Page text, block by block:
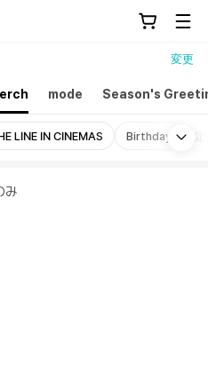
変更
mode Season's
LINE IN CINEMAS Birthday
み